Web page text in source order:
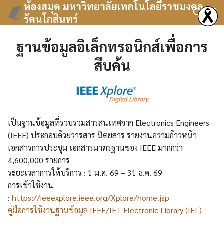
Skip
ห้องสมุด มหาวิทยาลัยเทคโนโลยีราชมงคล
รัตนโกสินทร์
ฐานข้อมูลอิเล็กทรอนิกส์เพื่อการ
สืบค้น
เป็นฐานข้อมูลที่รวบรวมสารสนเทศจาก Electronics Engineers
(IEEE) ประกอบด้วยวารสาร นิตยสาร รายงานความก้าวหน้า
เอกสารการประชุม เอกสารมาตรฐานของ IEEE มากกว่า
4,600,000 รายการ
ระยะเวลาการให้บริการ : 1 ม.ค. 69 – 31 ธ.ค. 69
การเข้าใช้งาน
: https://ieeexplore.ieee.org/Xplore/home.jsp
คู่มือการใช้งานฐานข้อมูล IEEE/IET Electronic Library (IEL)